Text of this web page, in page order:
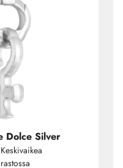
Dolce Silver